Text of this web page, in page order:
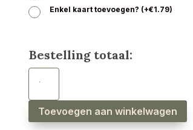
Enkel kaart toevoegen? (+€1.79)
Bestelling totaal:
Babyslab
hartjes
wit
aantalToevoegen aan winkelwagen